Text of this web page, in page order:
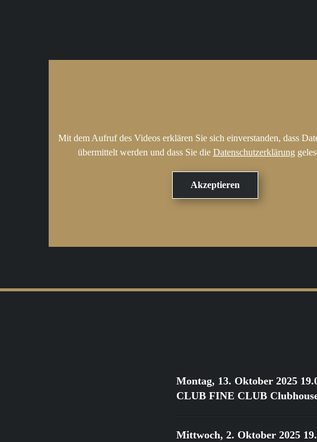
Mit dem Aufruf des Videos erklären Sie sich einverstanden, dass
übermittelt werden und dass Sie die Datenschutzerklärung
Montag, 13. Oktober 2025
CLUB FINE CLUB
Mittwoch, 2. Oktober 2025